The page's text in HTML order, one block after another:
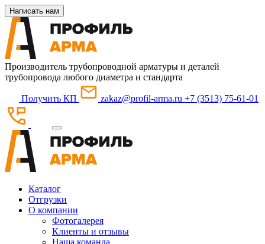
Написать нам
Производитель трубопроводной арматуры и деталей
трубопровода любого диаметра и стандарта
Получить КП zakaz@profil-arma.ru +7 (3513) 75-61-01
Каталог
Отгрузки
О компании
Фотогалерея
Клиенты и отзывы
Наша команда